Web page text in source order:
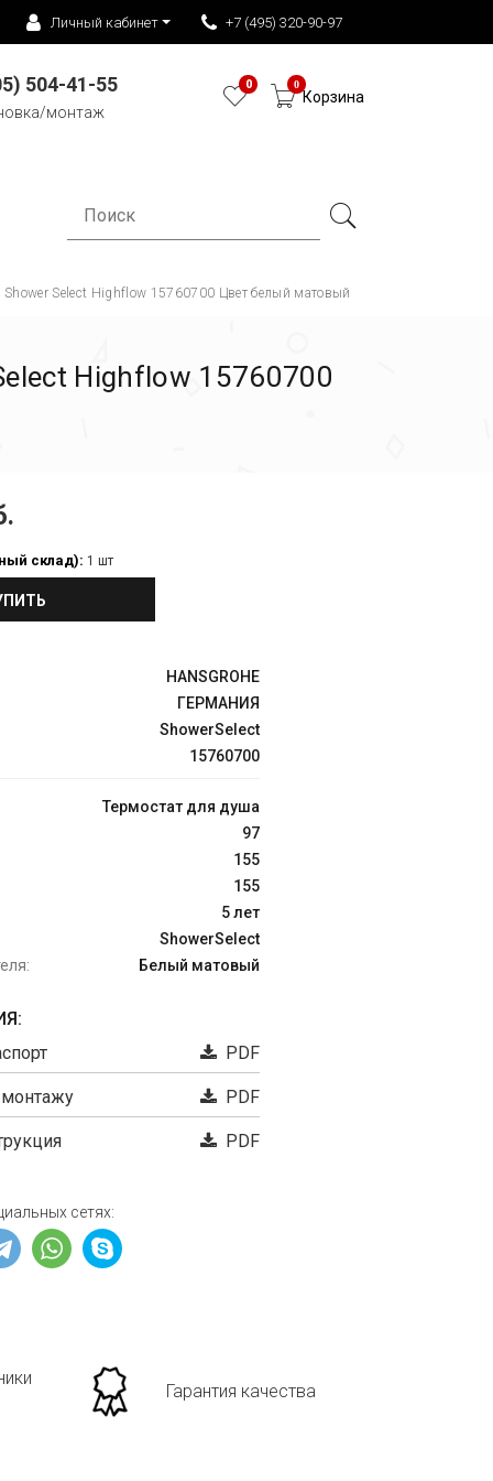
Личный кабинет +7 (495) 320-90-97
504-41-55
монтаж
0 0
Корзина
Select Highflow 15760700 Цвет белый матовый
Highflow 15760700
склад): 1 шт
HANSGROHE
ГЕРМАНИЯ
ShowerSelect
15760700
Термостат для душа
97
155
155
5 лет
ShowerSelect
Белый матовый
PDF
PDF
PDF
сетях:
Гарантия качества